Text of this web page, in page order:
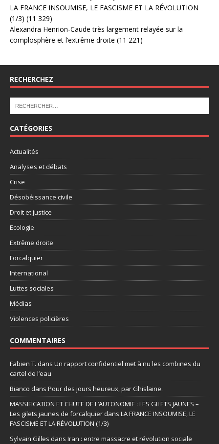
LA FRANCE INSOUMISE, LE FASCISME ET LA RÉVOLUTION
(1/3) (11 329)
Alexandra Henrion-Caude très largement relayée sur la
complosphère et l’extrême droite (11 221)
RECHERCHEZ
CATÉGORIES
Actualités
Analyses et débats
Crise
Désobéissance civile
Droit et justice
Ecologie
Extrême droite
Forcalquier
International
Luttes sociales
Médias
Violences policières
COMMENTAIRES
Fabien T. dans Un rapport confidentiel met à nu les combines du
cartel de l’eau
Bianco dans Pour des jours heureux, par Ghislaine.
MASSIFICATION ET CHUTE DE L’AUTONOMIE : LES GILETS JAUNES –
Les gilets jaunes de forcalquier dans LA FRANCE INSOUMISE, LE
FASCISME ET LA RÉVOLUTION (1/3)
Sylvain Gilles dans Iran : entre massacre et révolution sociale